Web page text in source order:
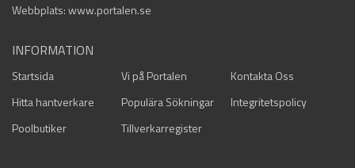
Webbplats: www.portalen.se
INFORMATION
Startsida Vi på Portalen
Kontakta Oss
Hitta hantverkare
Populära Sökningar
Integritetspolicy
Poolbutiker
Tillverkarregister